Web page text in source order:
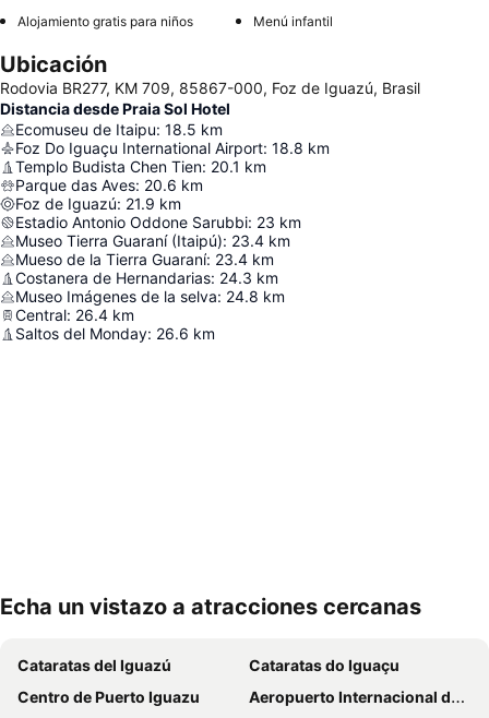
Alojamiento gratis para niños Menú infantil
Ubicación
Rodovia BR277, KM 709, 85867-000, Foz de Iguazú, Brasil
Distancia desde Praia Sol Hotel
Ecomuseu de Itaipu: 18.5 km
Foz Do Iguaçu International Airport: 18.8 km
Templo Budista Chen Tien: 20.1 km
Parque das Aves: 20.6 km
Foz de Iguazú: 21.9 km
Estadio Antonio Oddone Sarubbi: 23 km
Museo Tierra Guaraní (Itaipú): 23.4 km
Mueso de la Tierra Guaraní: 23.4 km
Costanera de Hernandarias: 24.3 km
Museo Imágenes de la selva: 24.8 km
Central: 26.4 km
Saltos del Monday: 26.6 km
Echa un vistazo a atracciones cercanas
Cataratas del Iguazú
Cataratas do Iguaçu
Centro de Puerto Iguazu
Aeropuerto Internacional de Foz do Iguazú